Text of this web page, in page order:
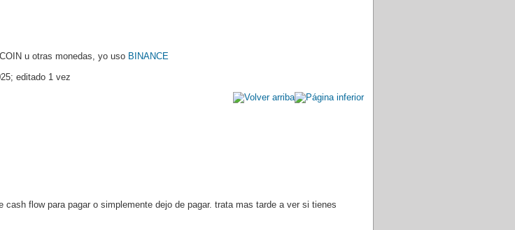
u otras monedas, yo uso BINANCE
editado 1 vez
flow para pagar o simplemente dejo de pagar. trata mas tarde a ver si tienes